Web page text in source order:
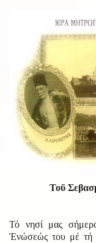
Τοῦ
Τό νησί μας
Ἑνώσεώς του μέ τή